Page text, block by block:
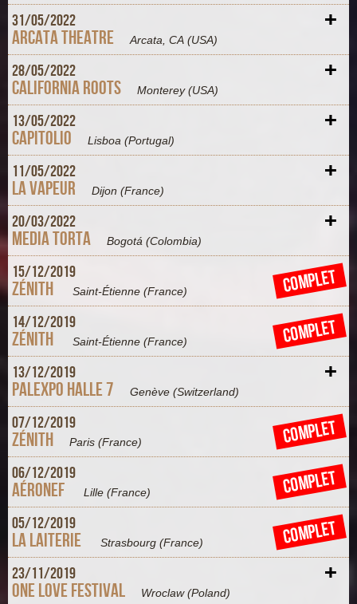
31/05/2022
Arcata Theatre Arcata, CA (USA) +
28/05/2022
California Roots Monterey (USA) +
13/05/2022
Capitolio Lisboa (Portugal) +
11/05/2022
La Vapeur Dijon (France) +
20/03/2022
Media Torta Bogotá (Colombia) +
15/12/2019
Zénith Saint-Étienne (France) +
COMPLET
14/12/2019
Zénith Saint-Étienne (France) +
COMPLET
13/12/2019
Palexpo Halle 7 Genève (Switzerland) +
07/12/2019
Zénith Paris (France) +
COMPLET
06/12/2019
Aéronef Lille (France) +
COMPLET
05/12/2019
La Laiterie Strasbourg (France) +
COMPLET
23/11/2019
One Love Festival Wroclaw (Poland) +